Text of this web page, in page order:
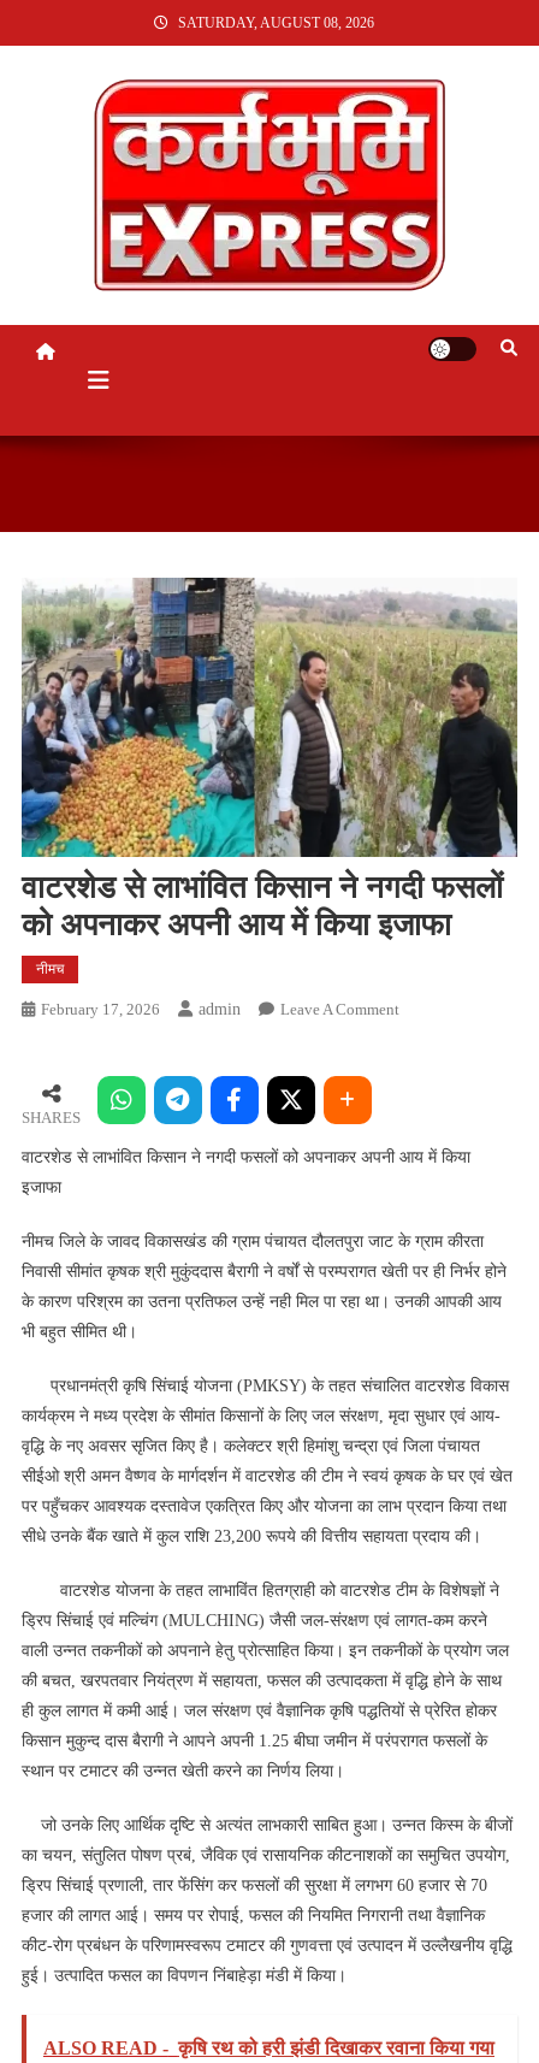
TO
SATURDAY, AUGUST 08, 2026
KARMABHUMI EXPRESS
वाटरशेड से लाभांवित किसान ने नगदी फसलों
को अपनाकर अपनी आय में किया इजाफा
नीमच
February 17, 2026 Admin Leave A CommentOn
को
आय
इजाफा
SHARES
वाटरशेड से लाभांवित किसान ने नगदी फसलों को अपनाकर अपनी आय में किया
इजाफा
नीमच जिले के जावद विकासखंड की ग्राम पंचायत दौलतपुरा जाट के ग्राम कीरता
निवासी सीमांत कृषक श्री मुकुंददास बैरागी ने वर्षों से परम्परागत खेती पर ही निर्भर होने
के कारण परिश्रम का उतना प्रतिफल उन्‍हें नही मिल पा रहा था। उनकी आपकी आय
भी बहुत सीमित थी।
प्रधानमंत्री कृषि सिंचाई योजना (PMKSY) के तहत संचालित वाटरशेड विकास
कार्यक्रम ने मध्य प्रदेश के सीमांत किसानों के लिए जल संरक्षण, मृदा सुधार एवं आय-
वृद्धि के नए अवसर सृजित किए है। कलेक्‍टर श्री हिमांशु चन्द्रा एवं जिला पंचायत
सीईओ श्री अमन वैष्णव के मार्गदर्शन में वाटरशेड की टीम ने स्वयं कृषक के घर एवं खेत
पर पहुँचकर आवश्यक दस्तावेज एकत्रित किए और योजना का लाभ प्रदान किया तथा
सीधे उनके बैंक खाते में कुल राशि 23,200 रूपये की वित्तीय सहायता प्रदाय की।
वाटरशेड योजना के तहत लाभाविंत हितग्राही को वाटरशेड टीम के विशेषज्ञों ने
ड्रिप सिंचाई एवं मल्चिंग (MULCHING) जैसी जल-संरक्षण एवं लागत-कम करने
वाली उन्नत तकनीकों को अपनाने हेतु प्रोत्साहित किया। इन तकनीकों के प्रयोग जल
की बचत, खरपतवार नियंत्रण में सहायता, फसल की उत्पादकता में वृद्धि होने के साथ
ही कुल लागत में कमी आई। जल संरक्षण एवं वैज्ञानिक कृषि पद्धतियों से प्रेरित होकर
किसान मुकुन्‍द दास बैरागी ने आपने अपनी 1.25 बीघा जमीन में परंपरागत फसलों के
स्थान पर टमाटर की उन्नत खेती करने का निर्णय लिया।
जो उनके लिए आर्थिक दृष्टि से अत्यंत लाभकारी साबित हुआ। उन्नत किस्म के बीजों
का चयन, संतुलित पोषण प्रबं, जैविक एवं रासायनिक कीटनाशकों का समुचित उपयोग,
ड्रिप सिंचाई प्रणाली, तार फेंसिंग कर फसलों की सुरक्षा में लगभग 60 हजार से 70
हजार की लागत आई। समय पर रोपाई, फसल की नियमित निगरानी तथा वैज्ञानिक
कीट-रोग प्रबंधन के परिणामस्वरूप टमाटर की गुणवत्ता एवं उत्पादन में उल्लैखनीय वृ‌द्धि
हुई। उत्पादित फसल का विपणन निंबाहेड़ा मंडी में किया।
ALSO READ - कृषि रथ को हरी झंडी दिखाकर रवाना किया गया